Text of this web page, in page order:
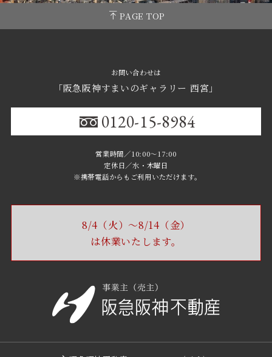
PAGE TOP
お問い合わせは
「阪急阪神すまいのギャラリー 西宮」
0120-15-8984
営業時間／10:00～17:00
定休日／水・木曜日
※携帯電話からもご利用いただけます｡
8/4（火）〜8/14（金）
は休業いたします。